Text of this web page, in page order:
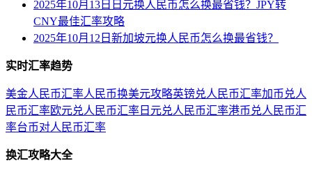
2025年10月13日日元换人民币怎么换最省钱？JPY转
CNY最佳汇率攻略
2025年10月12日新加坡元换人民币怎么换最省钱？
实时汇率趋势
美金人民币汇率人民币换美元攻略英镑兑人民币汇率加币兑人
民币汇率欧元兑人民币汇率 日元兑人民币汇率港币兑人民币汇
率台币对人民币汇率
换汇攻略大全